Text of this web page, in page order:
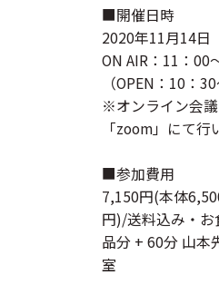
■開催日時
2020年11月14日
ON AIR：11：00
（OPEN：10：30
※オンライン会
「zoom」にて行
■参加費用
7,150円(本体
円)/送料込み・
品分 + 60分 山本
室